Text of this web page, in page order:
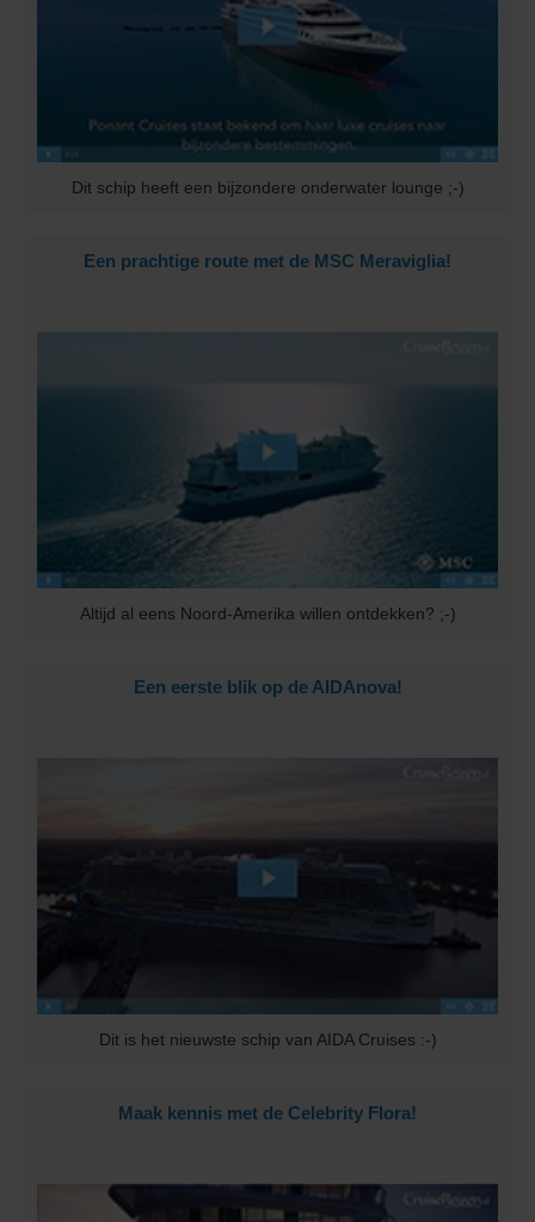
Dit schip heeft een bijzondere onderwater lounge ;-)
Een prachtige route met de MSC Meraviglia!
Altijd al eens Noord-Amerika willen ontdekken? ;-)
Een eerste blik op de AIDAnova!
Dit is het nieuwste schip van AIDA Cruises :-)
Maak kennis met de Celebrity Flora!